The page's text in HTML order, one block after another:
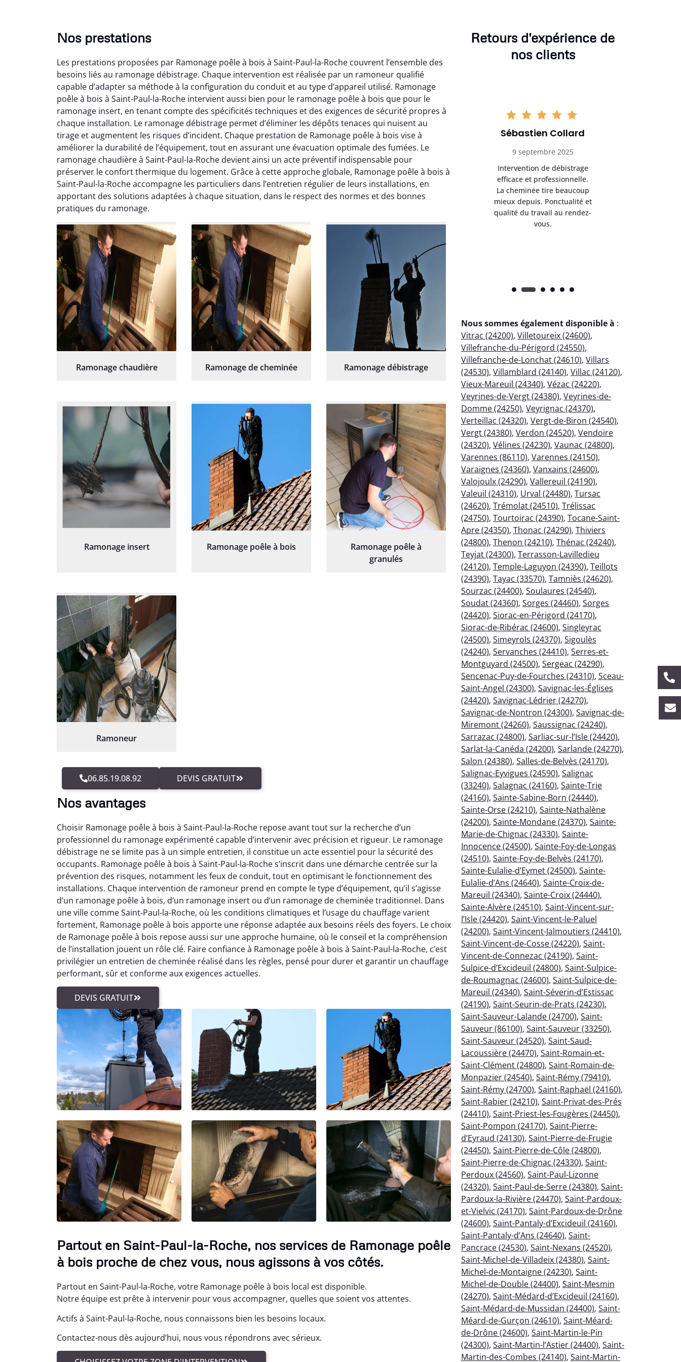
Nos prestations
Les prestations proposées par Ramonage poêle à bois à Saint-Paul-la-Roche couvrent l’ensemble des
besoins liés au ramonage débistrage. Chaque intervention est réalisée par un ramoneur qualifié
capable d’adapter sa méthode à la configuration du conduit et au type d’appareil utilisé. Ramonage
poêle à bois à Saint-Paul-la-Roche intervient aussi bien pour le ramonage poêle à bois que pour le
ramonage insert, en tenant compte des spécificités techniques et des exigences de sécurité propres à
chaque installation. Le ramonage débistrage permet d’éliminer les dépôts tenaces qui nuisent au
tirage et augmentent les risques d’incident. Chaque prestation de Ramonage poêle à bois vise à
améliorer la durabilité de l’équipement, tout en assurant une évacuation optimale des fumées. Le
ramonage chaudière à Saint-Paul-la-Roche devient ainsi un acte préventif indispensable pour
préserver le confort thermique du logement. Grâce à cette approche globale, Ramonage poêle à bois à
Saint-Paul-la-Roche accompagne les particuliers dans l’entretien régulier de leurs installations, en
apportant des solutions adaptées à chaque situation, dans le respect des normes et des bonnes
pratiques du ramonage.
Ramonage chaudière Ramonage de cheminée Ramonage débistrage
Ramonage insert Ramonage poêle à bois
Ramonage poêle à
granulés
Ramoneur
06.85.19.08.92 DEVIS GRATUIT
Nos avantages
Choisir Ramonage poêle à bois à Saint-Paul-la-Roche repose avant tout sur la recherche d’un
professionnel du ramonage expérimenté capable d’intervenir avec précision et rigueur. Le ramonage
débistrage ne se limite pas à un simple entretien, il constitue un acte essentiel pour la sécurité des
occupants. Ramonage poêle à bois à Saint-Paul-la-Roche s’inscrit dans une démarche centrée sur la
prévention des risques, notamment les feux de conduit, tout en optimisant le fonctionnement des
installations. Chaque intervention de ramoneur prend en compte le type d’équipement, qu’il s’agisse
d’un ramonage poêle à bois, d’un ramonage insert ou d’un ramonage de cheminée traditionnel. Dans
une ville comme Saint-Paul-la-Roche, où les conditions climatiques et l’usage du chauffage varient
fortement, Ramonage poêle à bois apporte une réponse adaptée aux besoins réels des foyers. Le choix
de Ramonage poêle à bois repose aussi sur une approche humaine, où le conseil et la compréhension
de l’installation jouent un rôle clé. Faire confiance à Ramonage poêle à bois à Saint-Paul-la-Roche, c’est
privilégier un entretien de cheminée réalisé dans les règles, pensé pour durer et garantir un chauffage
performant, sûr et conforme aux exigences actuelles.
DEVIS GRATUIT
Partout en Saint-Paul-la-Roche, nos services de Ramonage poêle
à bois proche de chez vous, nous agissons à vos côtés.
Partout en Saint-Paul-la-Roche, votre Ramonage poêle à bois local est disponible.
Notre équipe est prête à intervenir pour vous accompagner, quelles que soient vos attentes.
Actifs à Saint-Paul-la-Roche, nous connaissons bien les besoins locaux.
Contactez-nous dès aujourd’hui, nous vous répondrons avec sérieux.
Retours d'expérience de
nos clients
Loïc Marchand
24 janvier 2026
Très bon travail de
débistrage et ramonage.
Cheminée parfaitement
nettoyée et fonctionnement
recommande sans
hésitation.
Claire Vautrin
21 juin 2025
Ramonage très bien réalisé,
travail propre et soigné.
Toutes les explications ont
été claires et le conduit a été
sérieux et rassurant.
Sébastien Collard
9 septembre 2025
Intervention de débistrage
efficace et professionnelle.
La cheminée tire beaucoup
mieux depuis. Ponctualité et
qualité du travail au rendez-
vous.
Nous sommes également disponible à :
Vitrac (24200), Villetoureix (24600),
Villefranche-du-Périgord (24550),
Villefranche-de-Lonchat (24610), Villars
(24530), Villamblard (24140), Villac (24120),
Vieux-Mareuil (24340), Vézac (24220),
Veyrines-de-Vergt (24380), Veyrines-de-
Domme (24250), Veyrignac (24370),
Verteillac (24320), Vergt-de-Biron (24540),
Vergt (24380), Verdon (24520), Vendoire
(24320), Vélines (24230), Vaunac (24800),
Varennes (86110), Varennes (24150),
Varaignes (24360), Vanxains (24600),
Valojoulx (24290), Vallereuil (24190),
Valeuil (24310), Urval (24480), Tursac
(24620), Trémolat (24510), Trélissac
(24750), Tourtoirac (24390), Tocane-Saint-
Apre (24350), Thonac (24290), Thiviers
(24800), Thenon (24210), Thénac (24240),
Teyjat (24300), Terrasson-Lavilledieu
(24120), Temple-Laguyon (24390), Teillots
(24390), Tayac (33570), Tamniès (24620),
Sourzac (24400), Soulaures (24540),
Soudat (24360), Sorges (24460), Sorges
(24420), Siorac-en-Périgord (24170),
Siorac-de-Ribérac (24600), Singleyrac
(24500), Simeyrols (24370), Sigoulès
(24240), Servanches (24410), Serres-et-
Montguyard (24500), Sergeac (24290),
Sencenac-Puy-de-Fourches (24310), Sceau-
Saint-Angel (24300), Savignac-les-Églises
(24420), Savignac-Lédrier (24270),
Savignac-de-Nontron (24300), Savignac-de-
Miremont (24260), Saussignac (24240),
Sarrazac (24800), Sarliac-sur-l’Isle (24420),
Sarlat-la-Canéda (24200), Sarlande (24270),
Salon (24380), Salles-de-Belvès (24170),
Salignac-Eyvigues (24590), Salignac
(33240), Salagnac (24160), Sainte-Trie
(24160), Sainte-Sabine-Born (24440),
Sainte-Orse (24210), Sainte-Nathalène
(24200), Sainte-Mondane (24370), Sainte-
Marie-de-Chignac (24330), Sainte-
Innocence (24500), Sainte-Foy-de-Longas
(24510), Sainte-Foy-de-Belvès (24170),
Sainte-Eulalie-d’Eymet (24500), Sainte-
Eulalie-d’Ans (24640), Sainte-Croix-de-
Mareuil (24340), Sainte-Croix (24440),
Sainte-Alvère (24510), Saint-Vincent-sur-
l’Isle (24420), Saint-Vincent-le-Paluel
(24200), Saint-Vincent-Jalmoutiers (24410),
Saint-Vincent-de-Cosse (24220), Saint-
Vincent-de-Connezac (24190), Saint-
Sulpice-d’Excideuil (24800), Saint-Sulpice-
de-Roumagnac (24600), Saint-Sulpice-de-
Mareuil (24340), Saint-Séverin-d’Estissac
(24190), Saint-Seurin-de-Prats (24230),
Saint-Sauveur-Lalande (24700), Saint-
Sauveur (86100), Saint-Sauveur (33250),
Saint-Sauveur (24520), Saint-Saud-
Lacoussière (24470), Saint-Romain-et-
Saint-Clément (24800), Saint-Romain-de-
Monpazier (24540), Saint-Rémy (79410),
Saint-Rémy (24700), Saint-Raphaël (24160),
Saint-Rabier (24210), Saint-Privat-des-Prés
(24410), Saint-Priest-les-Fougères (24450),
Saint-Pompon (24170), Saint-Pierre-
d’Eyraud (24130), Saint-Pierre-de-Frugie
(24450), Saint-Pierre-de-Côle (24800),
Saint-Pierre-de-Chignac (24330), Saint-
Perdoux (24560), Saint-Paul-Lizonne
(24320), Saint-Paul-de-Serre (24380), Saint-
Pardoux-la-Rivière (24470), Saint-Pardoux-
et-Vielvic (24170), Saint-Pardoux-de-Drône
(24600), Saint-Pantaly-d’Excideuil (24160),
Saint-Pantaly-d’Ans (24640), Saint-
Pancrace (24530), Saint-Nexans (24520),
Saint-Michel-de-Villadeix (24380), Saint-
Michel-de-Montaigne (24230), Saint-
Michel-de-Double (24400), Saint-Mesmin
(24270), Saint-Médard-d’Excideuil (24160),
Saint-Médard-de-Mussidan (24400), Saint-
Méard-de-Gurçon (24610), Saint-Méard-
de-Drône (24600), Saint-Martin-le-Pin
(24300), Saint-Martin-l’Astier (24400), Saint-
Martin-des-Combes (24140), Saint-Martin-